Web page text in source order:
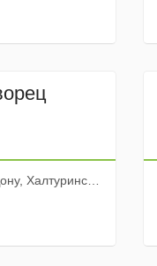
переулок, 103